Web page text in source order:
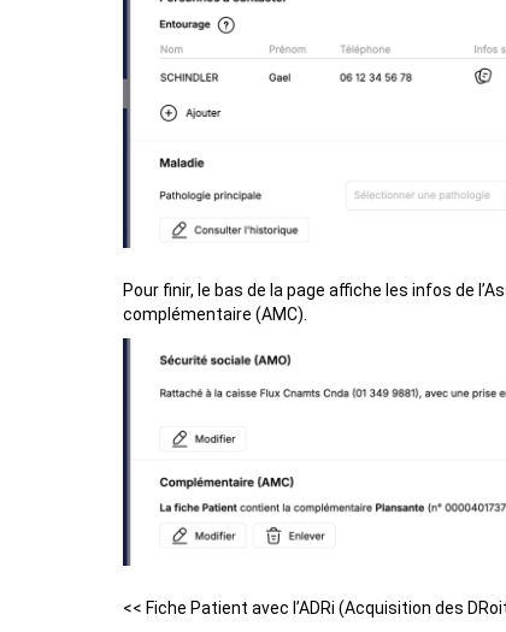
Pour finir, le bas de la page affiche les infos de
complémentaire (AMC).
<< Fiche Patient avec l’ADRi (Acquisition des